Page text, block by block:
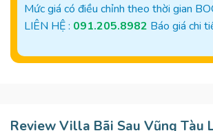
Mức giá có điều chỉnh theo thời gian
LIÊN HỆ : 091.205.8982 Báo giá chi
Review Villa Bãi Sau Vũng Tàu